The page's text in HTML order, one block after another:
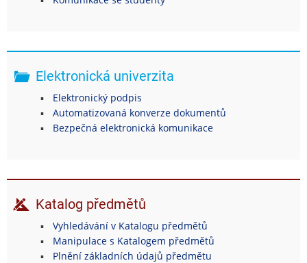
Elektronická univerzita
Elektronický podpis
Automatizovaná konverze dokumentů
Bezpečná elektronická komunikace
Katalog předmětů
Vyhledávání v Katalogu předmětů
Manipulace s Katalogem předmětů
Plnění základních údajů předmětu